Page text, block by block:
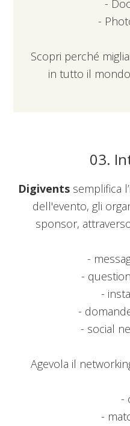
-
-
Scopri perché
in tutto il
03.
Digiventssemplifica
dell'evento, gli
sponsor,
-
-
-
-
- social
Agevola il
-
-